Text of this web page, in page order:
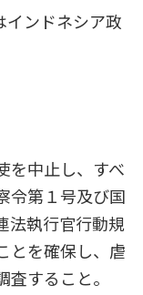
ンドネシア政
を中止し、すべ
令第１号及び国
法執行官行動規
とを確保し、虐
すること。